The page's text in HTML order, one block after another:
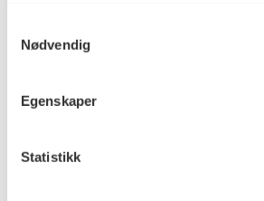
Nødvendig
Egenskaper
Statistikk
Mål